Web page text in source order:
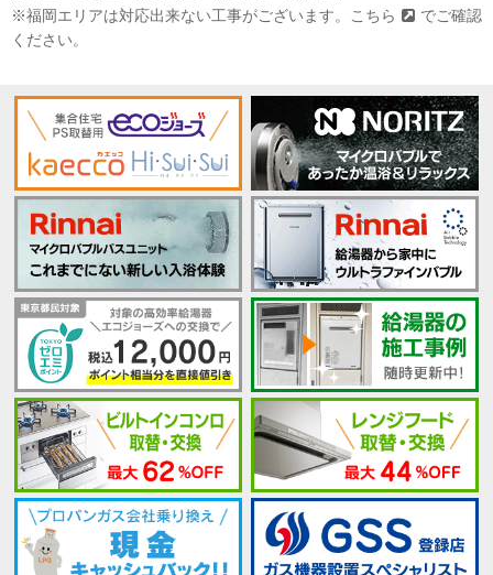
※福岡エリアは対応出来ない工事がございます。
こちら
でご確認
ください。